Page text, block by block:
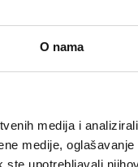
O nama
medija i analizirali
medije, oglašavanje
brtvom. Priključak:
premaz: krom.